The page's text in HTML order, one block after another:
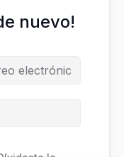
nuevo!